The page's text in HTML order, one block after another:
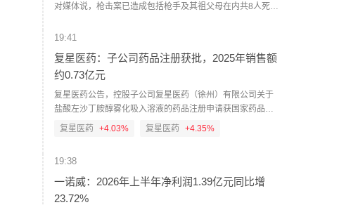
对媒体说，枪击案已造成包括枪手及其祖父母在内共8人死
提议一项新的枪支管控方案来限制公众携带枪支，“相关部门
还是普通民众，不得携枪支进入公共场所”。 泰国媒体报道
说，枪手是一名14岁初中生，一直与祖父母同住。7日上午，
他正常前往学校上课，上午10时左右开始射击。校园里的遇
难者包括3名学校工作人员和2名教师，枪手已自杀身亡。枪
前，先在家中枪杀了其祖父母。 据报道，枪手的祖父母对其
还曾在社交媒体上发布所使用枪支的照片”。此外，泰警方在
调查时，在枪手电脑里发现他曾搜索并研究过美国的一起校
园枪击案。(新华社)
19:41
复星医药：子公司药品注册获批，2025年销售额
约0.73亿元
复星医药公告，控股子公司复星医药（徐州）有限公司关于
盐酸左沙丁胺醇雾化吸入溶液的药品注册申请获国家药品监
督管理局批准，获批适应症为治疗或预防成人及6岁以上儿童
司。截至2026年6月，本集团针对该药品累计研发投入约为人
民币566万元（未经审计）；2025年该药品中国境内销售额
约0.73亿元。
复星医药 +4.03% 复星医药 +4.35%
19:38
一诺威：2026年上半年净利润1.39亿元同比增
23.72%